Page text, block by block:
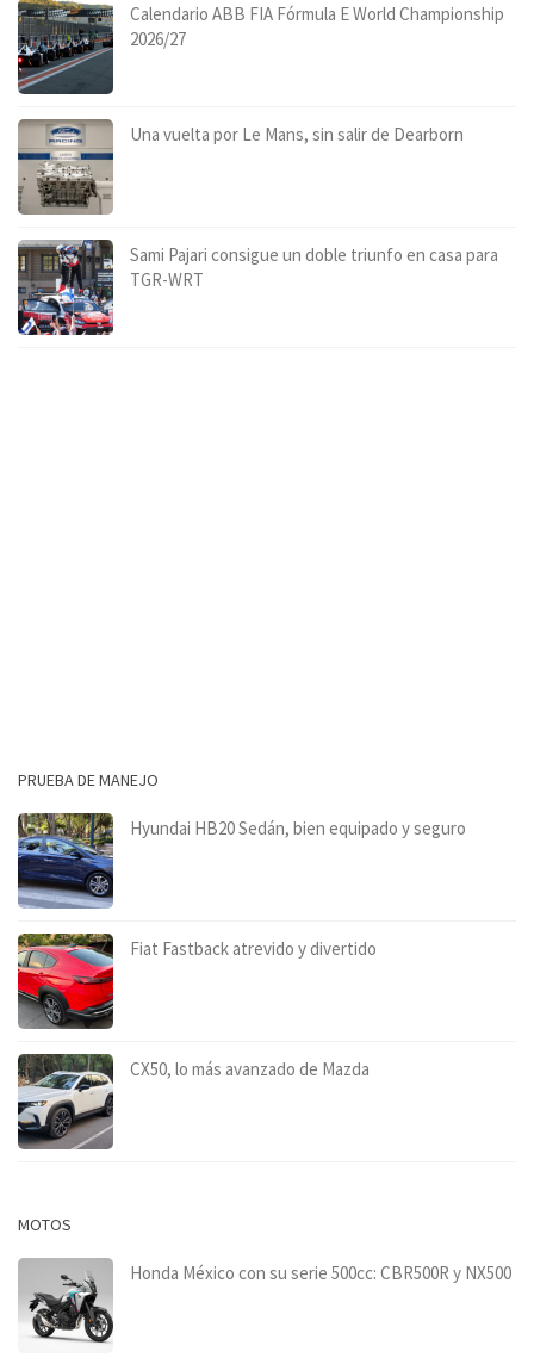
Calendario ABB FIA Fórmula E World Championship
2026/27
Una vuelta por Le Mans, sin salir de Dearborn
Sami Pajari consigue un doble triunfo en casa para
TGR-WRT
PRUEBA DE MANEJO
Hyundai HB20 Sedán, bien equipado y seguro
Fiat Fastback atrevido y divertido
CX50, lo más avanzado de Mazda
MOTOS
Honda México con su serie 500cc: CBR500R y NX500